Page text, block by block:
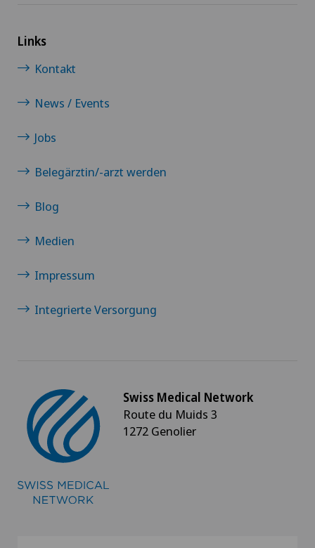
Links
Kontakt
News / Events
Jobs
Belegärztin/-arzt werden
Blog
Medien
Impressum
Integrierte Versorgung
Swiss Medical Network
Route du Muids 3
1272 Genolier